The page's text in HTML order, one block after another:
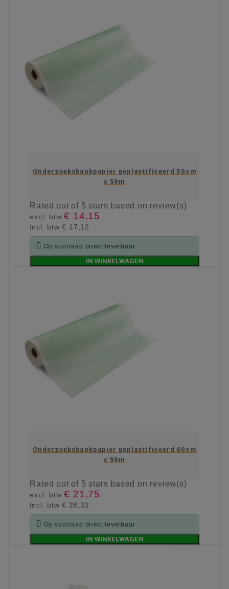
Onderzoeksbankpapier geplastificeerd 50cm
x 50m
Ratedout of 5 stars based on review(s)
excl. btw€ 14,15
incl. btw€ 17,12
 Op voorraad direct leverbaar
IN WINKELWAGEN
Onderzoeksbankpapier geplastificeerd 60cm
x 50m
Ratedout of 5 stars based on review(s)
excl. btw€ 21,75
incl. btw€ 26,32
 Op voorraad direct leverbaar
IN WINKELWAGEN